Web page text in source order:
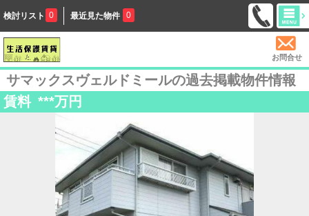
検討リスト 0 最近見た物件 0
お問合せ
サマックスヴェルドミールの過去掲載物件情報
賃料 ***万円